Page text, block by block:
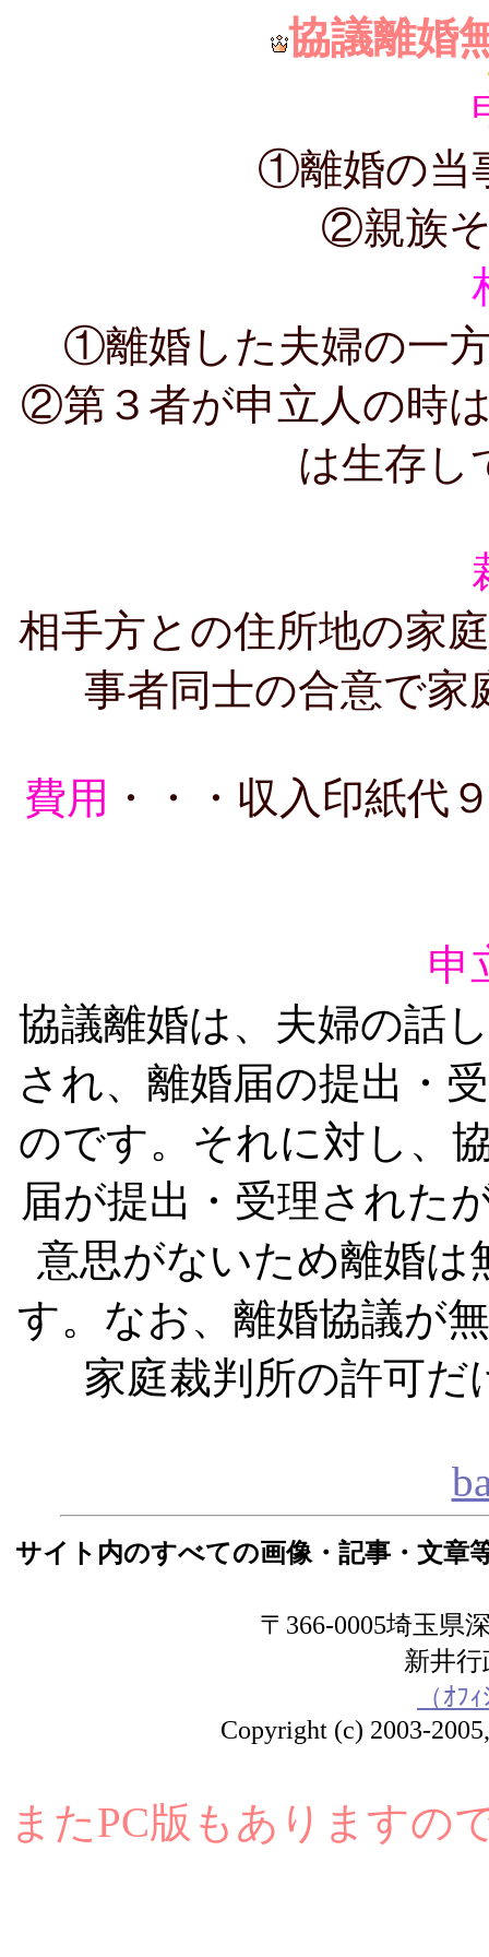
協議離婚
①離婚の当
②親族
①離婚した夫婦の一
②第３者が申立人の時
は生存し
相手方との住所地の家
事者同士の合意で家
費用 ・・・収入印紙代
申
協議離婚は、夫婦の話
され、離婚届の提出・
のです。それに対し、
届が提出・受理された
意思がないため離婚
す。なお、離婚協議が
家庭裁判所の許可
サイト内のすべての画像・記事・文章
〒366-0005埼玉県
新井
（ｵﾌ
Copyright (c) 2003-
またPC版もありますの